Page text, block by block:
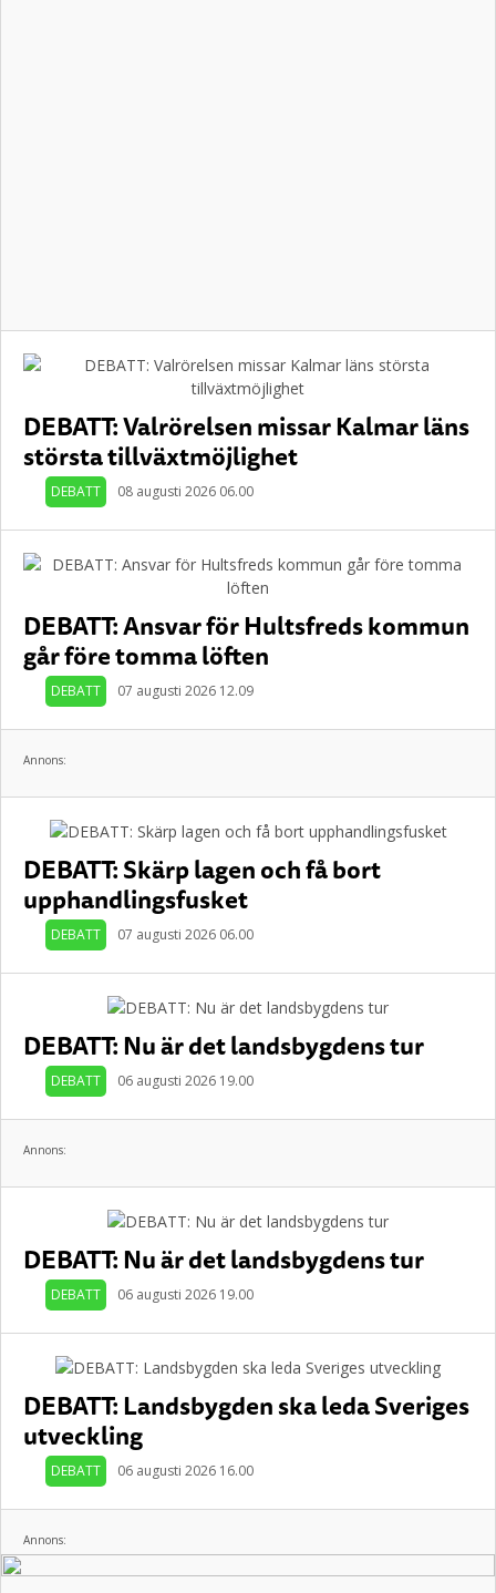
DEBATT: Valrörelsen missar Kalmar läns
största tillväxtmöjlighet
DEBATT 08 augusti 2026 06.00
DEBATT: Ansvar för Hultsfreds kommun
går före tomma löften
DEBATT 07 augusti 2026 12.09
Annons:
DEBATT: Skärp lagen och få bort
upphandlingsfusket
DEBATT 07 augusti 2026 06.00
DEBATT: Nu är det landsbygdens tur
DEBATT 06 augusti 2026 19.00
Annons:
DEBATT: Nu är det landsbygdens tur
DEBATT 06 augusti 2026 19.00
DEBATT: Landsbygden ska leda Sveriges
utveckling
DEBATT 06 augusti 2026 16.00
Annons: